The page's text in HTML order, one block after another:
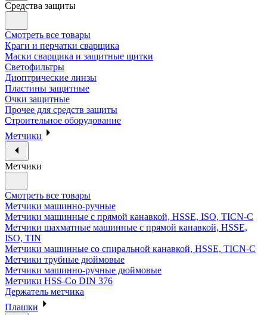
Средства защиты
Смотреть все товары
Краги и перчатки сварщика
Маски сварщика и защитные щитки
Светофильтры
Диоптрические линзы
Пластины защитные
Очки защитные
Прочее для средств защиты
Строительное оборудование
Метчики
Метчики
Смотреть все товары
Метчики машинно-ручные
Метчики машинные с прямой канавкой, HSSE, ISO, TICN-C
Метчики шахматные машинные с прямой канавкой, HSSE,
ISO, TIN
Метчики машинные со спиральной канавкой, HSSE, TICN-C
Метчики трубные дюймовые
Метчики машинно-ручные дюймовые
Метчики HSS-Co DIN 376
Держатель метчика
Плашки